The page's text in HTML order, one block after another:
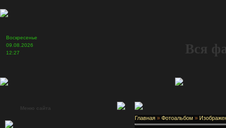
Воскресенье
09.08.2026
12:27
Вся
Меню сайта
Главная » Фотоальбом »